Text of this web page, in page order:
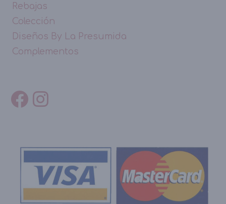
Rebajas
Colección
Diseños By La Presumida
Complementos